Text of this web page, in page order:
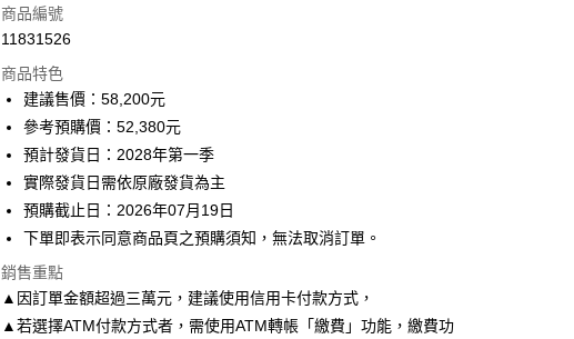
信用卡一次付款
3 期 0 利率 每期
玉山商業銀行
6 期 0 利率 每期NT$8,730
玉山商業銀行
LINE Pay
Apple Pay
街口支付
悠遊付
Google Pay
商品編號
11831526
商品特色
建議售價：58,200元
參考預購價：52,380元
預計發貨日：2028年第一季
實際發貨日需依原廠發貨為主
預購截止日：2026年07月19日
下單即表示同意商品頁之預購須知，無法取消訂單。
銷售重點
▲因訂單金額超過三萬元，建議使用信用卡付款方式，
▲若選擇ATM付款方式者，需使用ATM轉帳「繳費」功能，繳費功